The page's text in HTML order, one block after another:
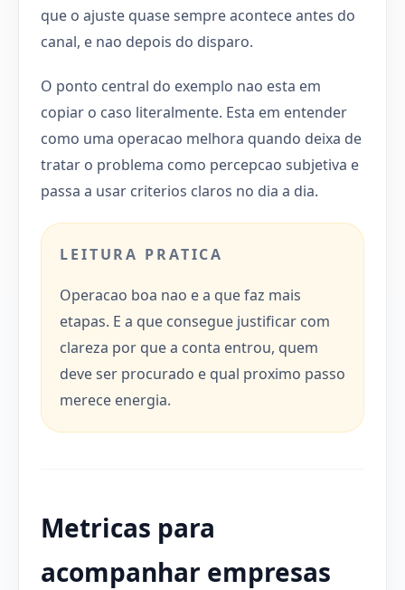
que o ajuste quase sempre acontece antes do
canal, e nao depois do disparo.
O ponto central do exemplo nao esta em
copiar o caso literalmente. Esta em entender
como uma operacao melhora quando deixa de
tratar o problema como percepcao subjetiva e
passa a usar criterios claros no dia a dia.
LEITURA PRATICA
Operacao boa nao e a que faz mais
etapas. E a que consegue justificar com
clareza por que a conta entrou, quem
deve ser procurado e qual proximo passo
merece energia.
Metricas para
acompanhar empresas